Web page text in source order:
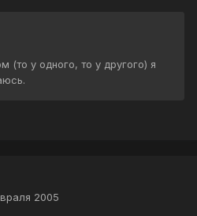
(то у одного, то у другого) я
2005